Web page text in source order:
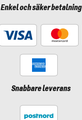
Enkel och säker betalning
Snabbare leverans